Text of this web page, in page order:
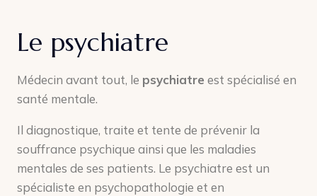
Le psychiatre
Médecin avant tout, le psychiatre est spécialisé en
santé mentale.
Il diagnostique, traite et tente de prévenir la
souffrance psychique ainsi que les maladies
mentales de ses patients. Le psychiatre est un
spécialiste en psychopathologie et en